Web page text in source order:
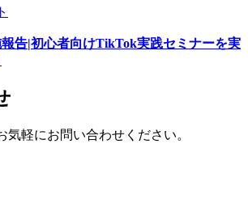
告|初心者向けTikTok実践セミナーを実
気軽にお問い合わせください。